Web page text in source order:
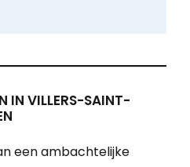
IN VILLERS-SAINT-
een ambachtelijke